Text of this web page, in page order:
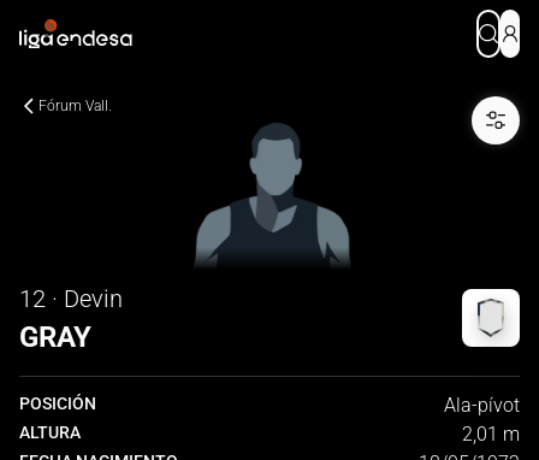
Fórum Vall.
12 · Devin
GRAY
POSICIÓN Ala-pívot
ALTURA 2,01 m